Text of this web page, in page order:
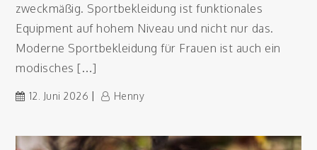
zweckmäßig. Sportbekleidung ist funktionales
Equipment auf hohem Niveau und nicht nur das.
Moderne Sportbekleidung für Frauen ist auch ein
modisches […]
12. Juni 2026 Henny